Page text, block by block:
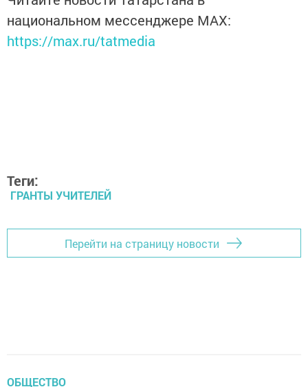
национальном мессенджере MАХ:
https://max.ru/tatmedia
Теги:
ГРАНТЫ УЧИТЕЛЕЙ
Перейти на страницу новости
ОБЩЕСТВО